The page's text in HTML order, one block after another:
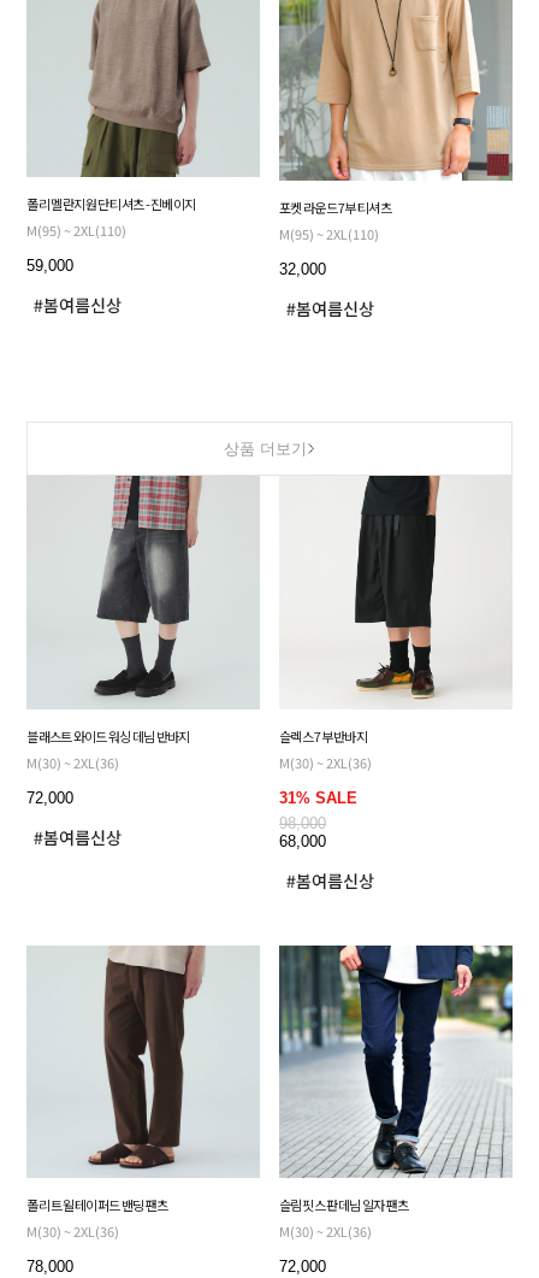
폴리 멜란지 원단 티셔츠 - 진베이지
M(95) ~ 2XL(110)
59,000
포켓 라운드 7부 티셔츠
M(95) ~ 2XL(110)
32,000
상품 더보기
블래스트 와이드 워싱 데님 반바지
M(30) ~ 2XL(36)
72,000
슬렉스 7부 반바지
M(30) ~ 2XL(36)
31% SALE
98,000
68,000
폴리 트윌 테이퍼드 밴딩 팬츠
M(30) ~ 2XL(36)
78,000
슬림핏 스판 데님 일자 팬츠
M(30) ~ 2XL(36)
72,000